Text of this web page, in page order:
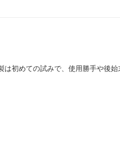
初めての試みで、使用勝手や後始